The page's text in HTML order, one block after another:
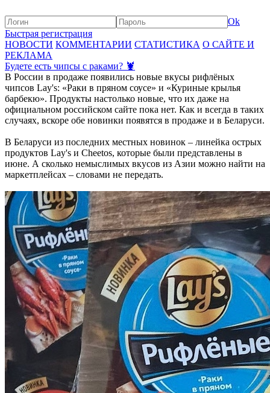
Ok
Быстрая регистрация
НОВОСТИ КОММЕНТАРИИ СТАТИСТИКА О САЙТЕ И
РЕКЛАМА
Будете есть чипсы с раками? 🦞
В России в продаже появились новые вкусы рифлёных
чипсов Lay's: «Раки в пряном соусе» и «Куриные крылья
барбекю». Продукты настолько новые, что их даже на
официальном российском сайте пока нет. Как и всегда в таких
случаях, вскоре обе новинки появятся в продаже и в Беларуси.
В Беларуси из последних местных новинок – линейка острых
продуктов Lay's и Cheetos, которые были представлены в
июне. А сколько немыслимых вкусов из Азии можно найти на
маркетплейсах – словами не передать.